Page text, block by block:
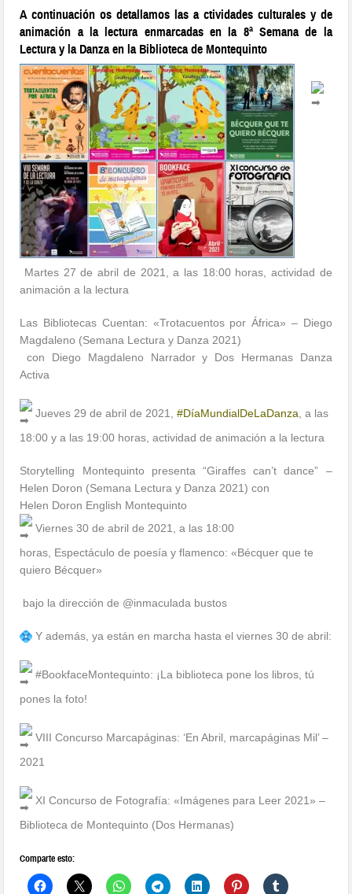
A continuación os detallamos las a ctividades culturales y de
animación a la lectura enmarcadas en la 8ª Semana de la
Lectura y la Danza en la Biblioteca de Montequinto
Martes 27 de abril de 2021, a las 18:00 horas, actividad de
animación a la lectura
Las Bibliotecas Cuentan: «Trotacuentos por África» – Diego
Magdaleno (Semana Lectura y Danza 2021)
con Diego Magdaleno Narrador y Dos Hermanas Danza
Activa
Jueves 29 de abril de 2021,#DíaMundialDeLaDanza , a las
18:00 y a las 19:00 horas, actividad de animación a la lectura
Storytelling Montequinto presenta “Giraffes can’t dance” –
Helen Doron (Semana Lectura y Danza 2021) con
Helen Doron English Montequinto
Viernes 30 de abril de 2021, a las 18:00
horas, Espectáculo de poesía y flamenco: «Bécquer que te
quiero Bécquer»
bajo la dirección de @inmaculada bustos
Y además, ya están en marcha hasta el viernes 30 de abril:
#BookfaceMontequinto: ¡La biblioteca pone los libros, tú
pones la foto!
VIII Concurso Marcapáginas: ‘En Abril, marcapáginas Mil’ –
2021
XI Concurso de Fotografía: «Imágenes para Leer 2021» –
Biblioteca de Montequinto (Dos Hermanas)
Comparte esto: